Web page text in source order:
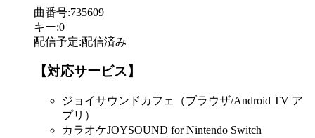
曲番号:735609
キー:0
配信予定:配信済み
【対応サービス】
ジョイサウンドカフェ（ブラウザ/Android TV ア
プリ）
カラオケJOYSOUND for Nintendo Switch